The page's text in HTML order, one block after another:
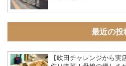
最近の投
【吹田チャレンジから